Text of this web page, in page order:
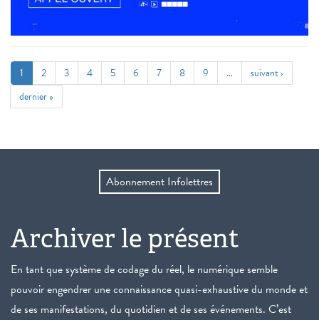
1 2 3 4 5 6 7 8 9 …
suivant ›
dernier »
Abonnement Infolettres
Archiver le présent
En tant que système de codage du réel, le numérique semble
pouvoir engendrer une connaissance quasi-exhaustive du monde et
de ses manifestations, du quotidien et de ses événements. C’est